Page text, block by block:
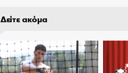
Δείτε ακόμα